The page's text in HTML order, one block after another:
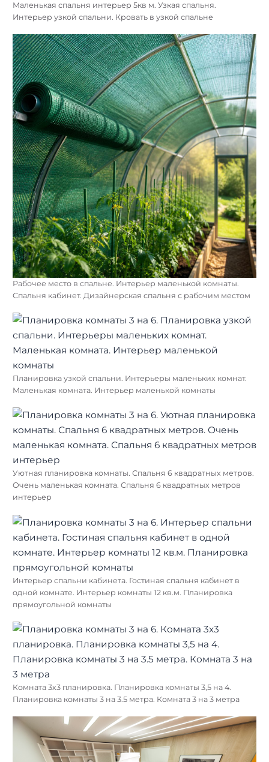
Маленькая спальня интерьер 5кв м. Узкая спальня.
Интерьер узкой спальни. Кровать в узкой спальне
Рабочее место в спальне. Интерьер маленькой комнаты.
Спальня кабинет. Дизайнерская спальня с рабочим местом
Планировка узкой спальни. Интерьеры маленьких комнат.
Маленькая комната. Интерьер маленькой комнаты
Уютная планировка комнаты. Спальня 6 квадратных метров.
Очень маленькая комната. Спальня 6 квадратных метров
интерьер
Интерьер спальни кабинета. Гостиная спальня кабинет в
одной комнате. Интерьер комнаты 12 кв.м. Планировка
прямоугольной комнаты
Комната 3х3 планировка. Планировка комнаты 3,5 на 4.
Планировка комнаты 3 на 3.5 метра. Комната 3 на 3 метра